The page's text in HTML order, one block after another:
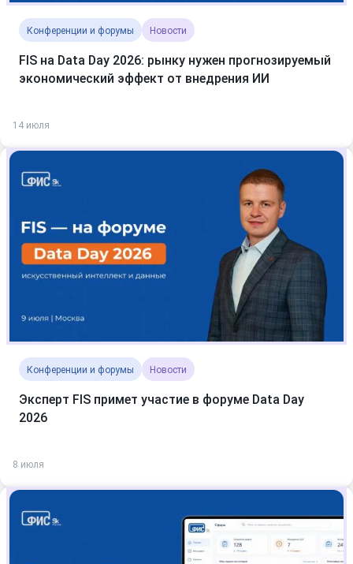
Конференции и форумы Новости
FIS на Data Day 2026: рынку нужен прогнозируемый
экономический эффект от внедрения ИИ
14 июля
Конференции и форумы Новости
Эксперт FIS примет участие в форуме Data Day
2026
8 июля